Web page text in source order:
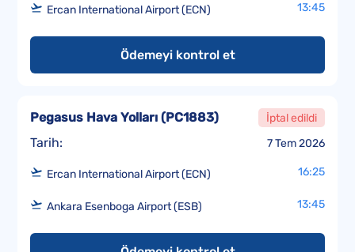
Ercan International Airport (ECN) 13:45
Ödemeyi kontrol et
Tarih: 7 Tem 2026
Pegasus Hava Yolları (PC1883) İptal edildi
Ercan International Airport (ECN) 16:25
Ankara Esenboga Airport (ESB) 13:45